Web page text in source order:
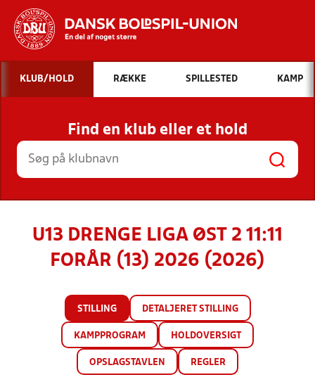
Hvad vil du søge efter?
INDHOLD OG NYHEDER
STILLINGER, RESULTATER, KLUBBER OG
HOLD
KLUB/HOLD RÆKKE SPILLESTED KAMP
Find en klub eller et hold
U13 DRENGE LIGA ØST 2 11:11
FORÅR (13) 2026 (2026)
STILLING DETALJERET STILLING
KAMPPROGRAM HOLDOVERSIGT
OPSLAGSTAVLEN REGLER